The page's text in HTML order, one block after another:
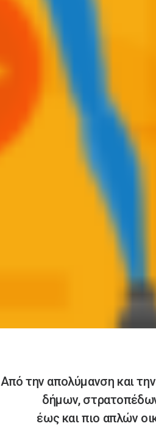
Από την απολύμανση και
δήμων,
έως και πιο απλών